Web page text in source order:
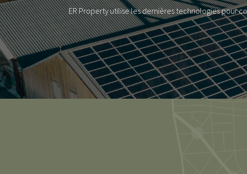
ER Property utilise les dernières technologies pour